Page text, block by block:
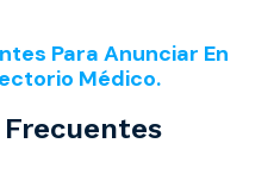
Para Anunciar En
Médico.